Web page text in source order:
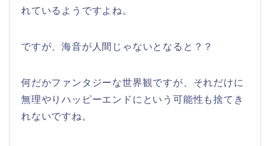
れているようですよね。
ですが、海音が人間じゃないとなると？？
何だかファンタジーな世界観ですが、それだけに
無理やりハッピーエンドにという可能性も捨てき
れないですね。